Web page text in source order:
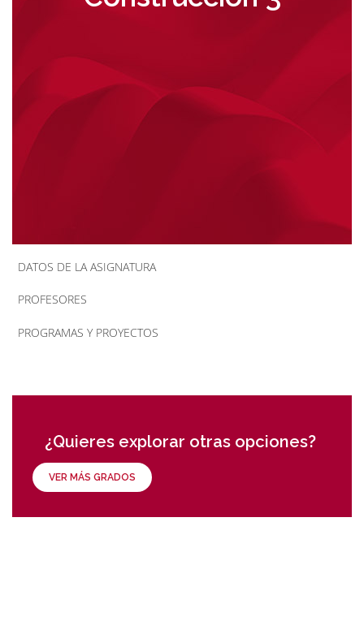
navegación
DATOS DE LA ASIGNATURA
PROFESORES
PROGRAMAS Y PROYECTOS
¿Quieres explorar otras opciones?
VER MÁS GRADOS